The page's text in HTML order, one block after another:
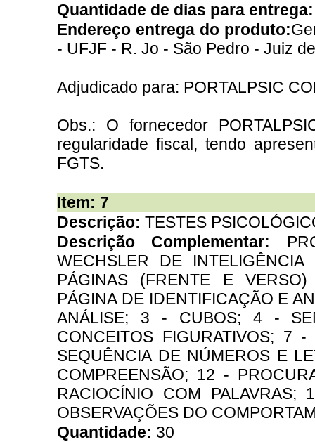
Quantidade de dias para
Endereço entrega do produto:
- UFJF - R. Jo - São Pedro - Juiz
Adjudicado para: PORTALPSIC
Obs.: O fornecedor
regularidade fiscal, tendo
FGTS.
Item: 7
Descrição: TESTES
Descrição Complementar:
WECHSLER DE
PÁGINAS (FRENTE E
PÁGINA DE IDENTIFICAÇÃO E
ANÁLISE; 3 - CUBOS; 4 -
CONCEITOS FIGURATIVOS; 7
SEQUÊNCIA DE NÚMEROS E
COMPREENSÃO; 12 -
RACIOCÍNIO COM
OBSERVAÇÕES DO
Quantidade: 30